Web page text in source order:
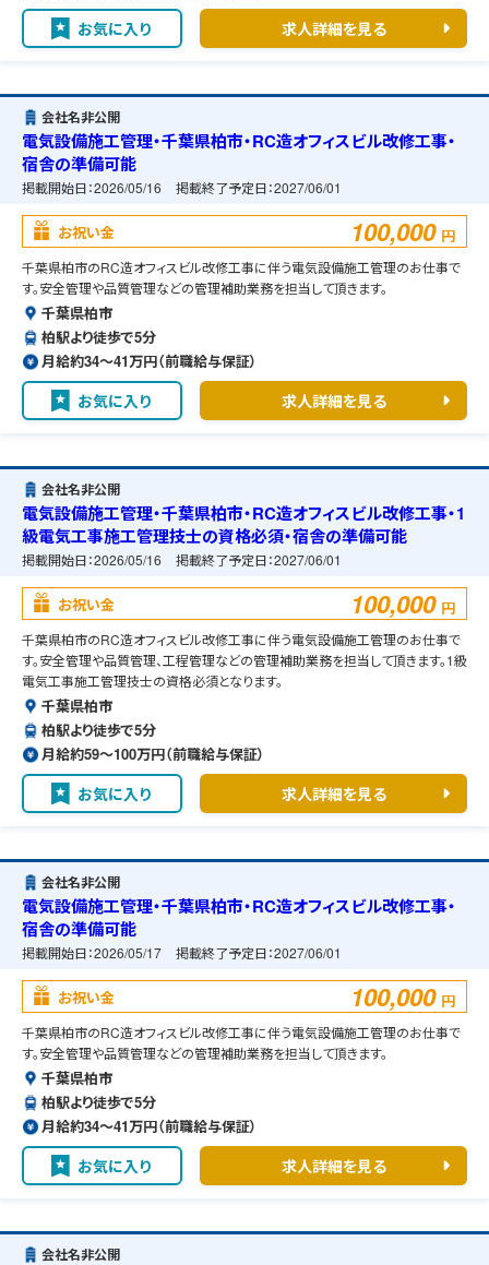
お気に入り 求人詳細を見る
会社名非公開
電気設備施工管理・千葉県柏市・RC造オフィスビル改修工事・
宿舎の準備可能
掲載開始日：2026/05/16 掲載終了予定日：2027/06/01
お祝い金 100,000 円
千葉県柏市のRC造オフィスビル改修工事に伴う電気設備施工管理のお仕事で
す。安全管理や品質管理などの管理補助業務を担当して頂きます。
千葉県柏市
柏駅より徒歩で5分
月給約34〜41万円（前職給与保証）
お気に入り 求人詳細を見る
会社名非公開
電気設備施工管理・千葉県柏市・RC造オフィスビル改修工事・1
級電気工事施工管理技士の資格必須・宿舎の準備可能
掲載開始日：2026/05/16 掲載終了予定日：2027/06/01
お祝い金 100,000 円
千葉県柏市のRC造オフィスビル改修工事に伴う電気設備施工管理のお仕事で
す。安全管理や品質管理、工程管理などの管理補助業務を担当して頂きます。1級
電気工事施工管理技士の資格必須となります。
千葉県柏市
柏駅より徒歩で5分
月給約59〜100万円（前職給与保証）
お気に入り 求人詳細を見る
会社名非公開
電気設備施工管理・千葉県柏市・RC造オフィスビル改修工事・
宿舎の準備可能
掲載開始日：2026/05/17 掲載終了予定日：2027/06/01
お祝い金 100,000 円
千葉県柏市のRC造オフィスビル改修工事に伴う電気設備施工管理のお仕事で
す。安全管理や品質管理などの管理補助業務を担当して頂きます。
千葉県柏市
柏駅より徒歩で5分
月給約34〜41万円（前職給与保証）
お気に入り 求人詳細を見る
会社名非公開